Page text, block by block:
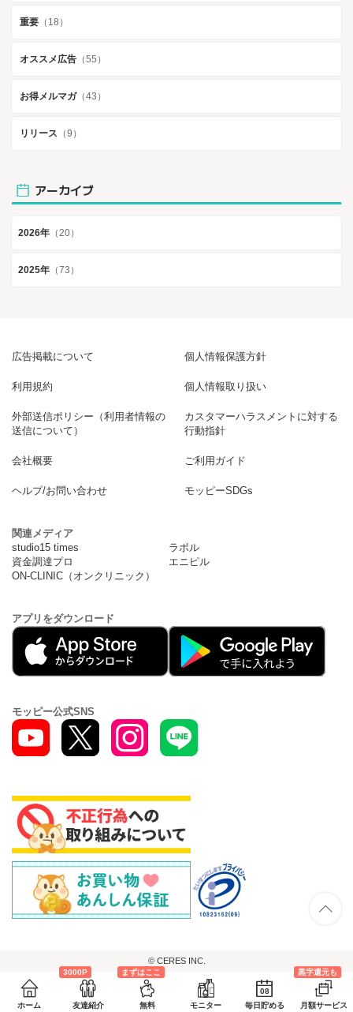
ホーム
3000P
友達紹介
まずはここ
無料 モニター
08
毎日貯める
黒字還元も
月額サービス
重要 （18）
オススメ広告 （55）
お得メルマガ（43）
リリース （9）
アーカイブ
2026年 （20）
2025年 （73）
広告掲載について 個人情報保護方針
利用規約 個人情報取り扱い
外部送信ポリシー（利用者情報の
送信について）
カスタマーハラスメントに対する
行動指針
会社概要 ご利用ガイド
ヘルプ/お問い合わせ モッピーSDGs
関連メディア
studio15 times
ラボル
資金調達プロ
エニピル
ON-CLINIC（オンクリニック）
アプリをダウンロード
モッピー公式SNS
© CERES INC.